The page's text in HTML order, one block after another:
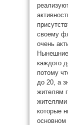
своему
очень
каждого
потому
до 20, а
жителям
жителями
которые
основном